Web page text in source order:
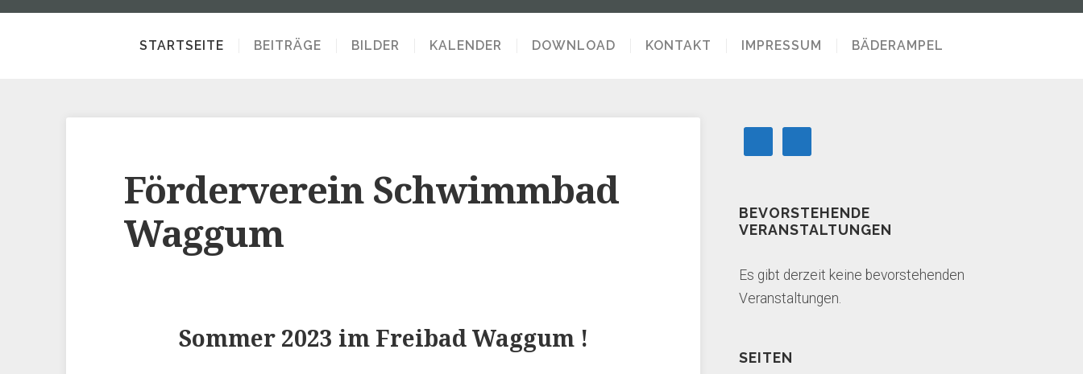
STARTSEITE BEITRÄGE BILDER KALENDER DOWNLOAD KONTAKT IMPRESSUM BÄDERAMPEL
Förderverein Schwimmbad
Waggum
Sommer 2023 im Freibad Waggum !
BEVORSTEHENDE
VERANSTALTUNGEN
Es gibt derzeit keine bevorstehenden
Veranstaltungen.
SEITEN